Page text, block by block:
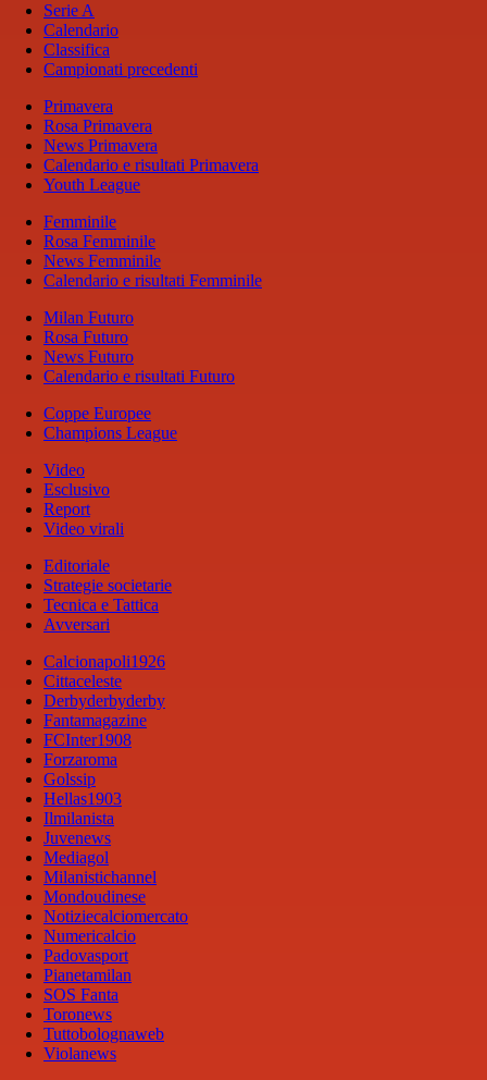
Serie A
Calendario
Classifica
Campionati precedenti
Primavera
Rosa Primavera
News Primavera
Calendario e risultati Primavera
Youth League
Femminile
Rosa Femminile
News Femminile
Calendario e risultati Femminile
Milan Futuro
Rosa Futuro
News Futuro
Calendario e risultati Futuro
Coppe Europee
Champions League
Video
Esclusivo
Report
Video virali
Editoriale
Strategie societarie
Tecnica e Tattica
Avversari
Calcionapoli1926
Cittaceleste
Derbyderbyderby
Fantamagazine
FCInter1908
Forzaroma
Golssip
Hellas1903
Ilmilanista
Juvenews
Mediagol
Milanistichannel
Mondoudinese
Notiziecalciomercato
Numericalcio
Padovasport
Pianetamilan
SOS Fanta
Toronews
Tuttobolognaweb
Violanews